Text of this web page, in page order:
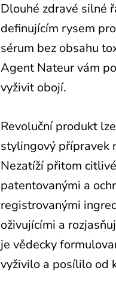
Dlouhé zdravé silné
definujícím rysem
sérum bez obsahu
Agent Nateur vám
vyživit obojí.
Revoluční produkt
stylingový přípravek
Nezatíží přitom
patentovanými a
registrovanými
oživujícími a
je vědecky
vyživilo a posílilo od